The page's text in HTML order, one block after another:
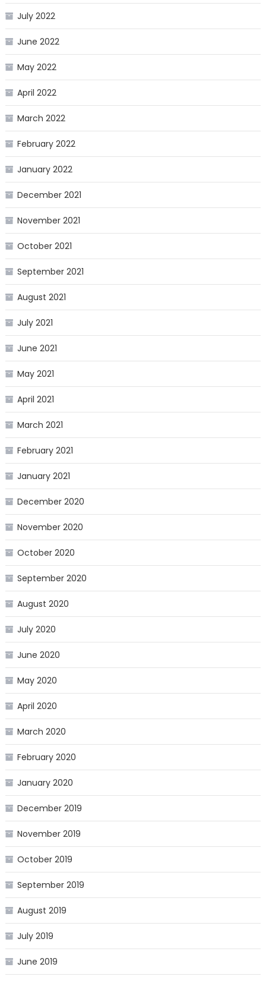
July 2022
June 2022
May 2022
April 2022
March 2022
February 2022
January 2022
December 2021
November 2021
October 2021
September 2021
August 2021
July 2021
June 2021
May 2021
April 2021
March 2021
February 2021
January 2021
December 2020
November 2020
October 2020
September 2020
August 2020
July 2020
June 2020
May 2020
April 2020
March 2020
February 2020
January 2020
December 2019
November 2019
October 2019
September 2019
August 2019
July 2019
June 2019